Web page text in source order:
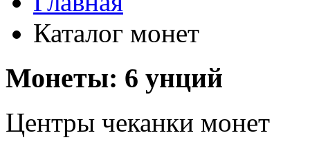
Каталог монет
Монеты: 6 унций
Центры чеканки монет